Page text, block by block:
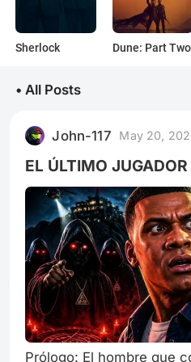
Sherlock Dune: Part Two
• All Posts
John-117 May 20,
EL ÚLTIMO JUGADOR
Prólogo: El hombre que